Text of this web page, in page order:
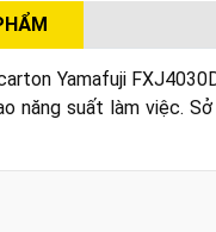
Yamafuji
năng suất làm việc.